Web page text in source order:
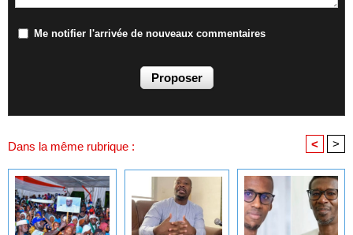
Me notifier l'arrivée de nouveaux commentaires
Dans la même rubrique : < >